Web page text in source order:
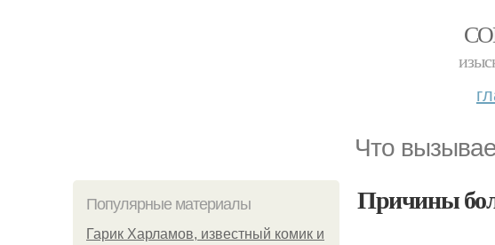
Что
Популярные материалы
Гарик Харламов, известный комик и
Причины